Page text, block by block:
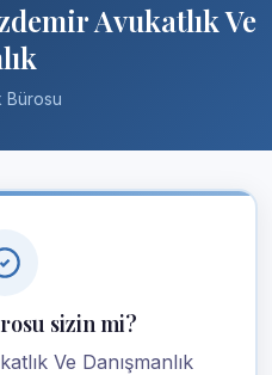
Avukatlık Ve
Bürosu
sizin mi?
Ve Danışmanlık